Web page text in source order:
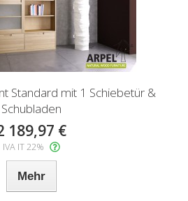
Standard mit 1 Schiebetür &
Schubladen
189,97 €
IVA IT 22%
Mehr